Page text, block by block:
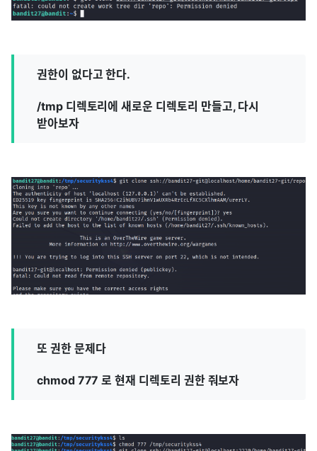
권한이 없다고 한다.
/tmp 디렉토리에 새로운 디렉토리 만들고, 다시
받아보자
또 권한 문제다
chmod 777 로 현재 디렉토리 권한 줘보자